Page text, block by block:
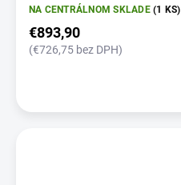
NA CENTRÁLNOM SKLADE(1 KS)
€893,90
(€726,75 bez DPH)